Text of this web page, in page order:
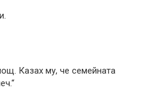
Казах му, че семейната